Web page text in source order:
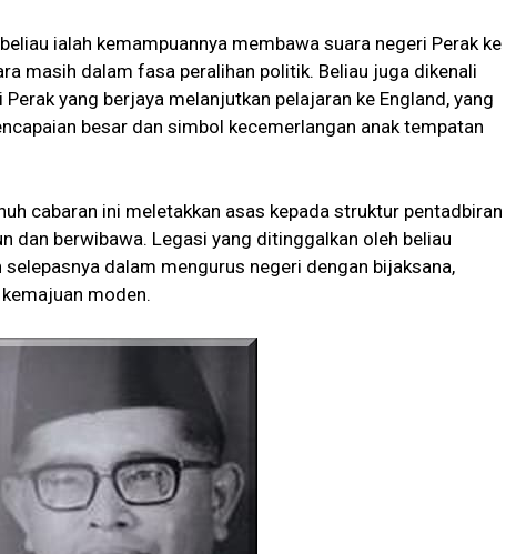
ialah kemampuannya membawa suara negeri Perak ke
masih dalam fasa peralihan politik. Beliau juga dikenali
yang berjaya melanjutkan pelajaran ke England, yang
besar dan simbol kecemerlangan anak tempatan
cabaran ini meletakkan asas kepada struktur pentadbiran
dan berwibawa. Legasi yang ditinggalkan oleh beliau
dalam mengurus negeri dengan bijaksana,
moden.